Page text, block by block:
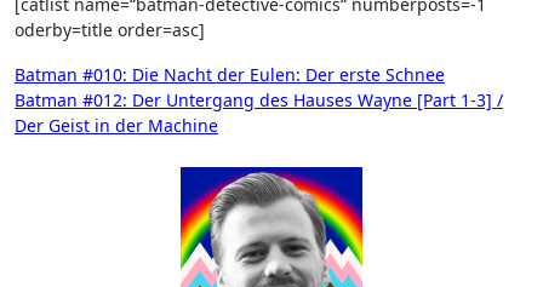
oderby=title order=asc]
Beitragsnavigation
Batman #010: Die Nacht der Eulen: Der erste Schnee
Batman #012: Der Untergang des Hauses Wayne [Part 1-3] /
Der Geist in der Machine